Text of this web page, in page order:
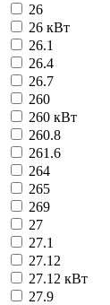
26
26 кВт
26.1
26.4
26.7
260
260 кВт
260.8
261.6
264
265
269
27
27.1
27.12
27.12 кВт
27.9